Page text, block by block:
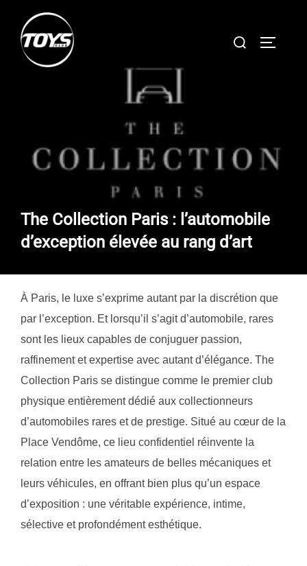
contenu
Rechercher :
The Collection Paris : l’automobile
d’exception élevée au rang d’art
À Paris, le luxe s’exprime autant par la discrétion que
par l’exception. Et lorsqu’il s’agit d’automobile, rares
sont les lieux capables de conjuguer passion,
raffinement et expertise avec autant d’élégance. The
Collection Paris se distingue comme le premier club
physique entièrement dédié aux collectionneurs
d’automobiles rares et de prestige. Situé au cœur de la
Place Vendôme, ce lieu confidentiel réinvente la
relation entre les amateurs de belles mécaniques et
leurs véhicules, en offrant bien plus qu’un espace
d’exposition : une véritable expérience, intime,
sélective et profondément esthétique.